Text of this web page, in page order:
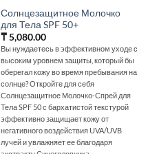
Солнцезащитное Молочко
для Тела SPF 50+
₸5,080.00
Вы нуждаетесь в эффективном уходе с
высоким уровнем защиты, который бы
оберегал кожу во время пребывания на
солнце? Откройте для себя
Солнцезащитное Молочко-Спрей для
Тела SPF 50 с бархатистой текстурой
эффективно защищает кожу от
негативного воздействия UVA/UVB
лучей и увлажняет ее благодаря